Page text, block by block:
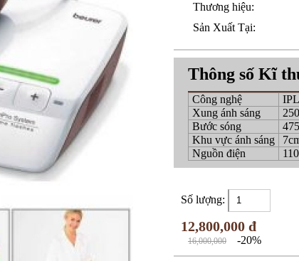
Thương hiệu:
Sản Xuất Tại:
Thông số Kĩ
Công nghệ
IPL
Xung ánh sáng
Bước sóng
Khu vực ánh sáng
Nguồn điện
Số lượng:
12,800,000 đ
16,000,000 -20%